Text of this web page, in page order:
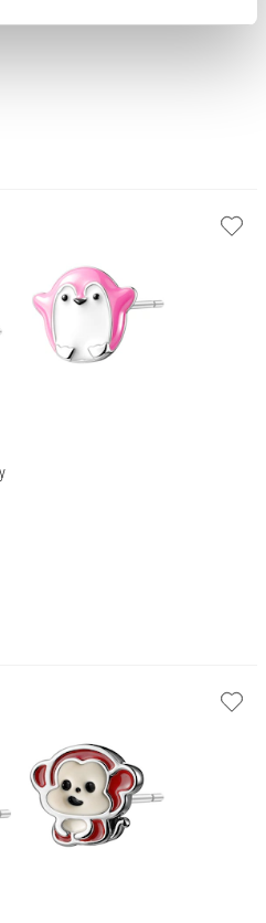
przez Ciebie plików cookie.